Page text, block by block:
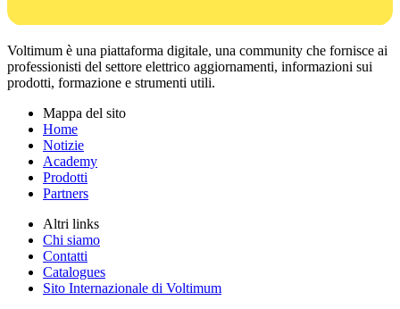
Voltimum è una piattaforma digitale, una community che fornisce ai
professionisti del settore elettrico aggiornamenti, informazioni sui
prodotti, formazione e strumenti utili.
Mappa del sito
Home
Notizie
Academy
Prodotti
Partners
Altri links
Chi siamo
Contatti
Catalogues
Sito Internazionale di Voltimum